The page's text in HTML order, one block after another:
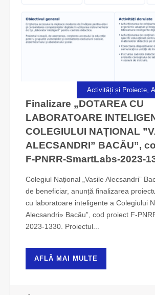
Activități și Proiecte
Finalizare „DOTAREA CU
LABORATOARE
COLEGIULUI NAȚIONAL
ALECSANDRI” BACĂU”,
F-PNRR-SmartLabs-2023-
Colegiul Național „Vasile Alecsandri”
de beneficiar, anunță finalizarea
cu laboratoare inteligente a Colegiului
Alecsandri» Bacău”, cod proiect F-
2023-1330. Proiectul...
AFLĂ MAI MULTE